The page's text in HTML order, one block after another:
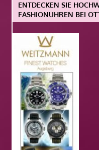
ENTDECKEN SIE
FASHIONUHREN BEI